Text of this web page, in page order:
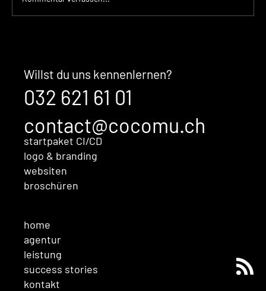
bevor Sales überhaupt im
Gespräch ist
home
agentur
leistung
success stories
kontakt
Willst du uns kennenlernen?
032 621 61 01
contact@cocomu.ch
startpaket CI/CD
logo & branding
websiten
broschüren